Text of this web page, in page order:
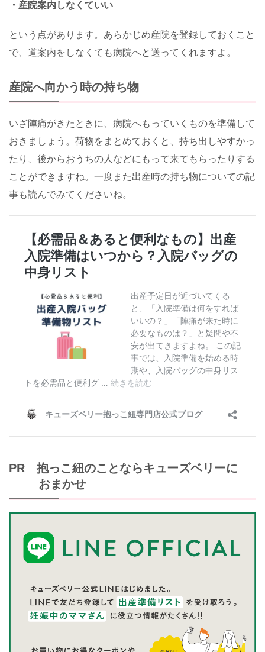
・産院案内しなくていい
という点があります。あらかじめ産院を登録しておくこと
で、道案内をしなくても病院へと送ってくれますよ。
産院へ向かう時の持ち物
いざ陣痛がきたときに、病院へもっていくものを準備して
おきましょう。荷物をまとめておくと、持ち出しやすかっ
たり、後からおうちの人などにもって来てもらったりする
ことができますね。一度また出産時の持ち物についての記
事も読んでみてくださいね。
PR 抱っこ紐のことならキューズベリーに
おまかせ